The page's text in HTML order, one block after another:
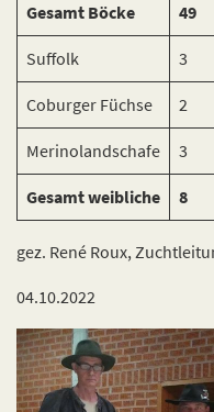
Gesamt Böcke 49
Suffolk 3
Coburger Füchse 2
Merinolandschafe 3
Gesamt weibliche 8
gez. René Roux,
04.10.2022